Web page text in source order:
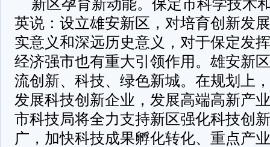
新区孕育新动能。保定市科学技术
英说：设立雄安新区，对培育创新发
实意义和深远历史意义，对于保定发
经济强市也有重大引领作用。雄安新
流创新、科技、绿色新城。在规划上
发展科技创新企业，发展高端高新产
市科技局将全力支持新区强化科技创
广，加快科技成果孵化转化、重点产